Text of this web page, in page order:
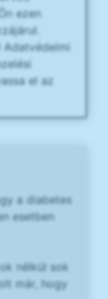
ezen
Adatvédelmi
el az
a diabetes
esetben
nélkül sok
már, hogy